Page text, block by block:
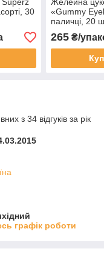
30
«Gummy
паличці, 20
265₴/
з 34 відгуків за рік
графік роботи